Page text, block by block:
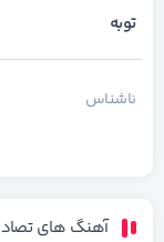
توبه
ناشناس
آهنگ های